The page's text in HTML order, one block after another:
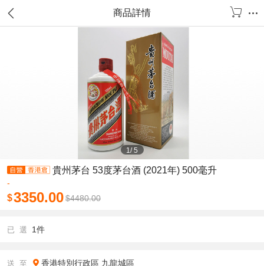
商品詳情
1/5
貴州茅台 53度茅台酒 (2021年) 500毫升
-
$3350.00$4480.00
已 選 1件
送 至 香港特別行政區 九龍城區